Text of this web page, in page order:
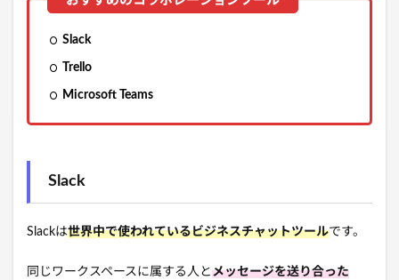
Slack
Trello
Microsoft Teams
Slack
Slackは世界中で使われているビジネスチャットツールです。
同じワークスペースに属する人とメッセージを送り合った